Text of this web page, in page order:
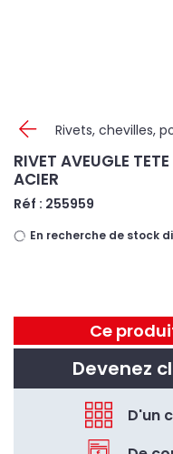
Rivets, chevilles,
Ce
Devenez
D'un
RIVET AVEUGLE
ACIER
Réf : 255959
En recherche de stock